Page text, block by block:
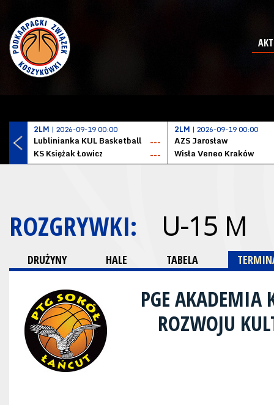
2LM | 2026-09-19 00:00
Lublinianka KUL Basketball
---
KS Księżak Łowicz
---
2LM | 2026-09-19 00:00
AZS Jarosław
Wisła Veneo Kraków
ROZGRYWKI: U-15 M
DRUŻYNY HALE TABELA
PGE AKADEMIA
ROZWOJU